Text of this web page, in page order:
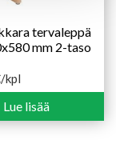
tervaleppä
mm 2-taso
/kpl
Lue lisää